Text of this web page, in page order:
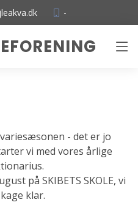
-
- det er jo
vi med vores årlige
på SKIBETS SKOLE, vi
klar.